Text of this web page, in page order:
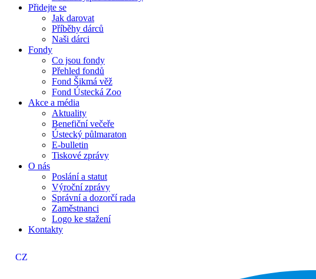
Přidejte se
Jak darovat
Příběhy dárců
Naši dárci
Fondy
Co jsou fondy
Přehled fondů
Fond Šikmá věž
Fond Ústecká Zoo
Akce a média
Aktuality
Benefiční večeře
Ústecký půlmaraton
E-bulletin
Tiskové zprávy
O nás
Poslání a statut
Výroční zprávy
Správní a dozorčí rada
Zaměstnanci
Logo ke stažení
Kontakty
CZ